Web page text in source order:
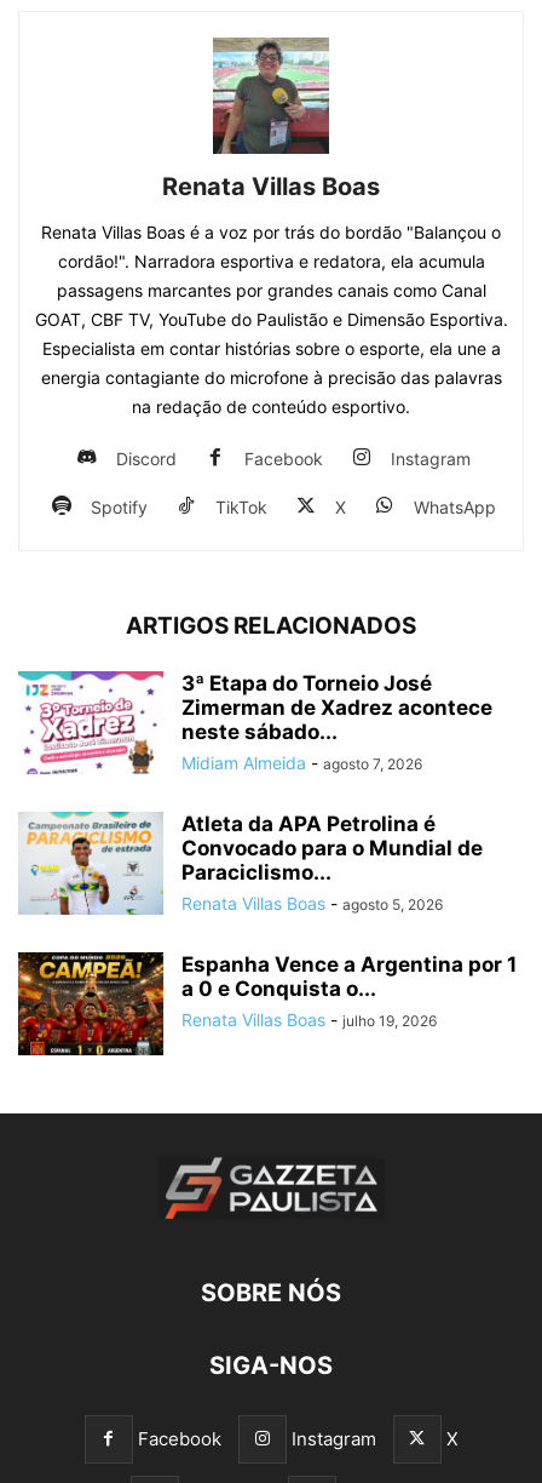
Renata Villas Boas
​Renata Villas Boas é a voz por trás do bordão "Balançou o
cordão!". Narradora esportiva e redatora, ela acumula
passagens marcantes por grandes canais como Canal
GOAT, CBF TV, YouTube do Paulistão e Dimensão Esportiva.
Especialista em contar histórias sobre o esporte, ela une a
energia contagiante do microfone à precisão das palavras
na redação de conteúdo esportivo.
Discord Facebook Instagram
Spotify TikTok X WhatsApp
ARTIGOS RELACIONADOS
3ª Etapa do Torneio José
Zimerman de Xadrez acontece
neste sábado...
Midiam Almeida - agosto 7, 2026
Atleta da APA Petrolina é
Convocado para o Mundial de
Paraciclismo...
Renata Villas Boas - agosto 5, 2026
Espanha Vence a Argentina por 1
a 0 e Conquista o...
Renata Villas Boas - julho 19, 2026
SOBRE NÓS
SIGA-NOS
Facebook Instagram X